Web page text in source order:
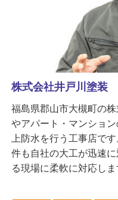
株式会社井戸川塗装
福島県郡山市大槻町の
やアパート・マンショ
上防水を行う工事店で
件も自社の大工が迅速
る現場に柔軟に対応しま